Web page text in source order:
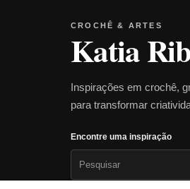
CROCHÊ & ARTES
Katia
Inspirações em crochê,
para transformar
Encontre uma inspiração